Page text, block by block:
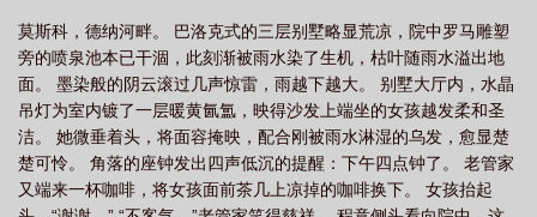
漫 温柔过度应该叫什么贬义成语 温柔过度 秦阿玉最新章节更新列表 温柔
过度秦阿玉全文免费阅读正版 太过温柔会怎么样 温柔过头 温柔过度会导致
什么 温柔多了会怎么样啊? 太过温柔的女生是不是不好
莫斯科，德纳河畔。 巴洛克式的三层别墅略显荒凉，院中罗马雕塑
旁的喷泉池本已干涸，此刻渐被雨水染了生机，枯叶随雨水溢出地
面。 墨染般的阴云滚过几声惊雷，雨越下越大。 别墅大厅内，水晶
吊灯为室内镀了一层暖黄氤氲，映得沙发上端坐的女孩越发柔和圣
洁。 她微垂着头，将面容掩映，配合刚被雨水淋湿的乌发，愈显楚
楚可怜。 角落的座钟发出四声低沉的提醒：下午四点钟了。 老管家
又端来一杯咖啡，将女孩面前茶几上凉掉的咖啡换下。 女孩抬起